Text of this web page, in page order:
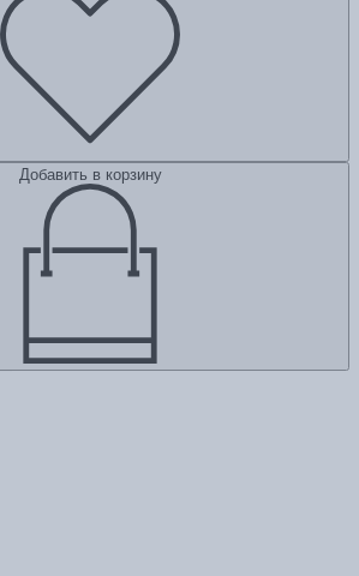
Добавить в корзину